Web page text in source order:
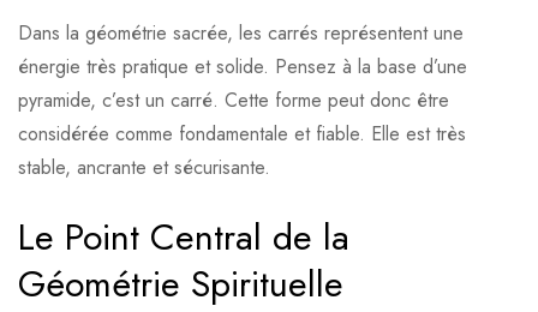
Dans la géométrie sacrée, les carrés représentent une
énergie très pratique et solide. Pensez à la base d’une
pyramide, c’est un carré. Cette forme peut donc être
considérée comme fondamentale et fiable. Elle est très
stable, ancrante et sécurisante.
Le Point Central de la
Géométrie Spirituelle